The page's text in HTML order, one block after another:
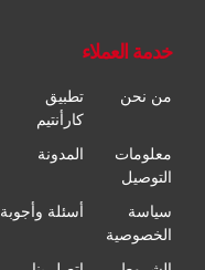
خدمة العملاء
من نحن
تطبيق
كارأنتيم
معلومات
التوصيل
المدونة
سياسة
الخصوصية
أسئلة وأجوبة